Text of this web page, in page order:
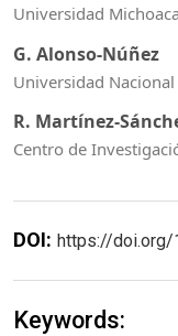
Universidad
G. Alonso-Núñez
Universidad
R. Martínez-
Centro de
DOI: https://doi.org/
Keywords: